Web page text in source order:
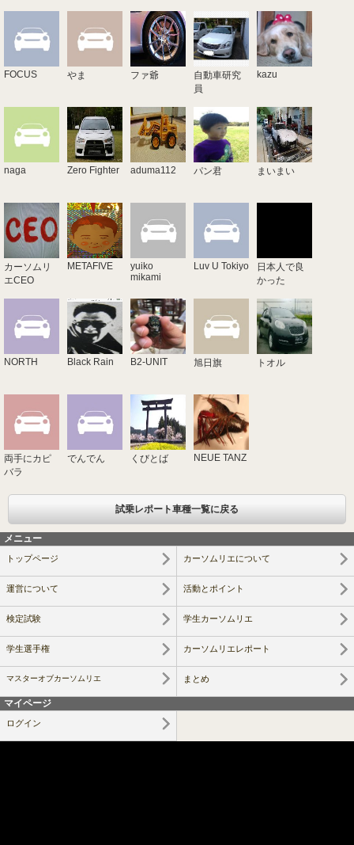
FOCUS やま ファ爺
自動車研究
員
kazu
naga Zero Fighter aduma112 パン君 まいまい
カーソムリ
エCEO
METAFIVE
yuiko
mikami
Luv U Tokiyo
日本人で良
かった
NORTH Black Rain B2-UNIT 旭日旗 トオル
両手にカピ
バラ
でんでん くびとば NEUE TANZ
試乗レポート車種一覧に戻る
メニュー
トップページ カーソムリエについて
運営について 活動とポイント
検定試験 学生カーソムリエ
学生選手権 カーソムリエレポート
マスターオブカーソムリエ まとめ
マイページ
ログイン